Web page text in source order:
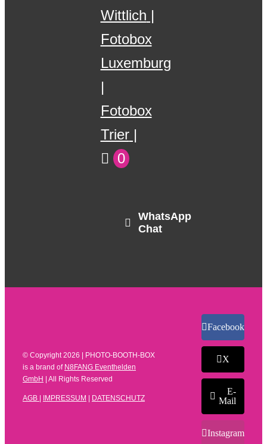
Wittlich
Fotobox
Luxemburg
Fotobox
Trier
0
WhatsApp
Chat
© Copyright2026 | PHOTO-BOOTH-BOX
is a brand of N8FANG Eventhelden
GmbH
| All Rights Reserved
AGB IMPRESSUM DATENSCHUTZ
Facebook
X
E-
Mail
Instagram